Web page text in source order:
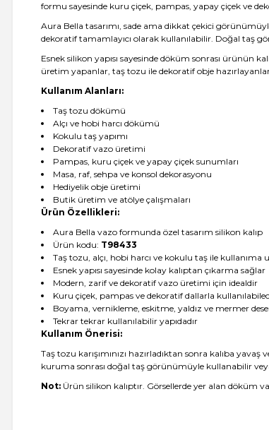
formu sayesinde kuru çiçek, pampas, yapay çiçek ve
Aura Bella tasarımı, sade ama dikkat çekici
dekoratif tamamlayıcı olarak kullanılabilir. Doğal taş
Esnek silikon yapısı sayesinde döküm sonrası ürünün
üretim yapanlar, taş tozu ile dekoratif obje
Kullanım Alanları:
Taş tozu dökümü
Alçı ve hobi harcı dökümü
Kokulu taş yapımı
Dekoratif vazo üretimi
Pampas, kuru çiçek ve yapay çiçek sunumları
Masa, raf, sehpa ve konsol dekorasyonu
Hediyelik obje üretimi
Butik üretim ve atölye çalışmaları
Ürün Özellikleri:
Aura Bella vazo formunda özel tasarım silikon kalıp
Ürün kodu: T98433
Taş tozu, alçı, hobi harcı ve kokulu taş ile kullanıma
Esnek yapısı sayesinde kolay kalıptan çıkarma sağlar
Modern, zarif ve dekoratif vazo üretimi için idealdir
Kuru çiçek, pampas ve dekoratif dallarla
Boyama, vernikleme, eskitme, yaldız ve mermer
Tekrar tekrar kullanılabilir yapıdadır
Kullanım Önerisi:
Taş tozu karışımınızı hazırladıktan sonra kalıba
kuruma sonrası doğal taş görünümüyle kullanabilir
Not: Ürün silikon kalıptır. Görsellerde yer alan döküm